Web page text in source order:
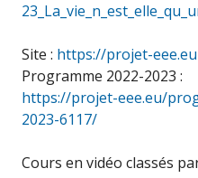
Site : https://projet-eee.eu
Programme 2022-2023 :
https://projet-eee.eu/
2023-6117/
Cours en vidéo classés